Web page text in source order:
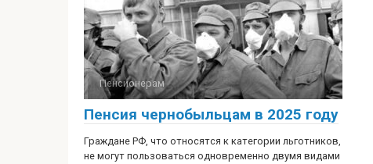
Пенсионерам
Пенсия чернобыльцам в 2025 году
Граждане РФ, что относятся к категории льготников,
не могут пользоваться одновременно двумя видами